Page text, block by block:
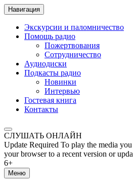
Навигация
Экскурсии и паломничество
Помощь радио
Пожертвования
Сотрудничество
Аудиодиски
Подкасты радио
Новинки
Интервью
Гостевая книга
Контакты
СЛУШАТЬ ОНЛАЙН
Update Required To play the media
your browser to a recent version or
6+
Меню